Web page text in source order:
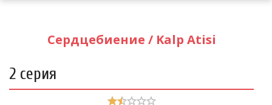
Сердцебиение / Kalp Atisi
2 серия